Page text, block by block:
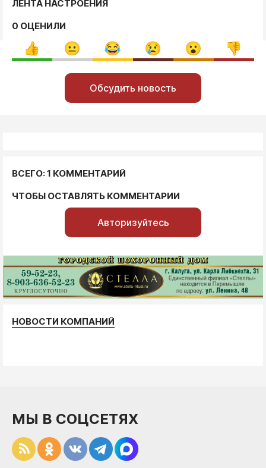
ЛЕНТА НАСТРОЕНИЯ
0 ОЦЕНИЛИ
Обсудить новость
ВСЕГО: 1 КОММЕНТАРИЙ
ЧТОБЫ ОСТАВЛЯТЬ КОММЕНТАРИИ
Авторизуйтесь
НОВОСТИ КОМПАНИЙ
МЫ В СОЦСЕТЯХ